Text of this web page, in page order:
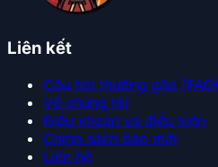
Liên kết
Câu hỏi thường gặp (FAQ)
Về chúng tôi
Điều khoản và điều kiện
Chính sách bảo mật
Liên hệ